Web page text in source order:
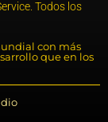
Todos los
con más
que en los